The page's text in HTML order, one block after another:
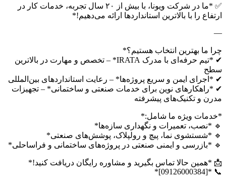
✅ *ما در شرکت ویونا، با بیش از ۲۰ سال تجربه، خدمات کار در
ارتفاع را با بالاترین استانداردها ارائه می‌دهیم!*
—
چرا ما بهترین انتخاب هستیم؟*
✔ *تیم حرفه‌ای با مدرک IRATA* – تخصص و مهارت در بالاترین
سطح
✔ *اجرای ایمن و سریع پروژه‌ها* – رعایت استانداردهای بین‌المللی
✔ *راهکارهای نوین برای خدمات صنعتی و ساختمانی* – تجهیزات
مدرن و تکنیک‌های پیشرفته
*خدمات ویژه ما شامل:*
🔹 *نصب، تعمیرات و نگهداری سازه‌ها*
🔹 *شستشوی نما، پیچ و رولپلاک، پوشش‌های صنعتی*
🔹 *بازرسی و ایمنی صنعتی در پروژه‌های ساختمانی و فراساحلی*
📩 *همین حالا تماس بگیرید و مشاوره رایگان دریافت کنید!*
📞 *[09126000384]*